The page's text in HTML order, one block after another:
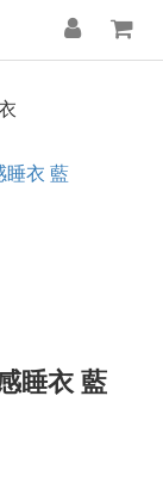
睡衣 藍